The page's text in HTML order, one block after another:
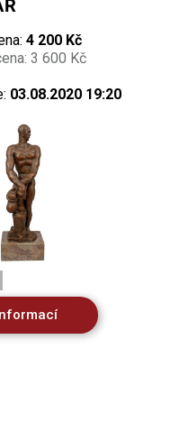
4 200 Kč
3 600 Kč
03.08.2020 19:20